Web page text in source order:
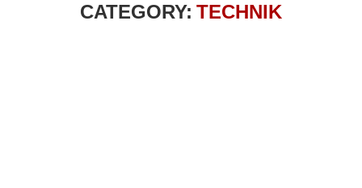
CATEGORY: TECHNIK